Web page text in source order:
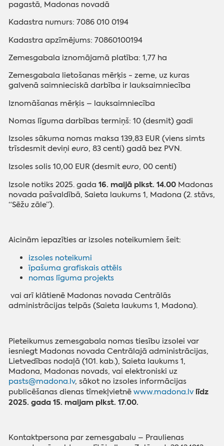
pagastā, Madonas novadā
Kadastra numurs: 7086 010 0194
Kadastra apzīmējums: 70860100194
Zemesgabala iznomājamā platība: 1,77 ha
Zemesgabala lietošanas mērķis - zeme, uz kuras
galvenā saimnieciskā darbība ir lauksaimniecība
Iznomāšanas mērķis – lauksaimniecība
Nomas līguma darbības termiņš: 10 (desmit) gadi
Izsoles sākuma nomas maksa 139,83 EUR (viens simts
trīsdesmit deviņieuro, 83 centi) gadā bez PVN.
Izsoles solis 10,00 EUR (desmiteuro, 00 centi)
Izsole notiks 2025. gada16. maijā plkst. 14.00 Madonas
novada pašvaldībā, Saieta laukums 1, Madona (2. stāvs,
“Sēžu zāle”).
Aicinām iepazīties ar izsoles noteikumiem šeit:
izsoles noteikumi
īpašuma grafiskais attēls
nomas līguma projekts
vai arī klātienē Madonas novada Centrālās
administrācijas telpās (Saieta laukums 1, Madona).
Pieteikumus zemesgabala nomas tiesību izsolei var
iesniegt Madonas novada Centrālajā administrācijas,
Lietvedības nodaļā (101. kab.), Saieta laukums 1,
Madona, Madonas novads, vai elektroniski uz
pasts@madona.lv, sākot no izsoles informācijas
publicēšanas dienas tīmekļvietnēwww.madona.lv līdz
2025. gada 15. maijam plkst. 17.00.
Kontaktpersona par zemesgabalu – Praulienas